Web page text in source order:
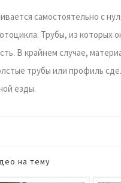
самостоятельно с
Трубы, из которых
В крайнем случае,
трубы или профиль
езды.
на тему